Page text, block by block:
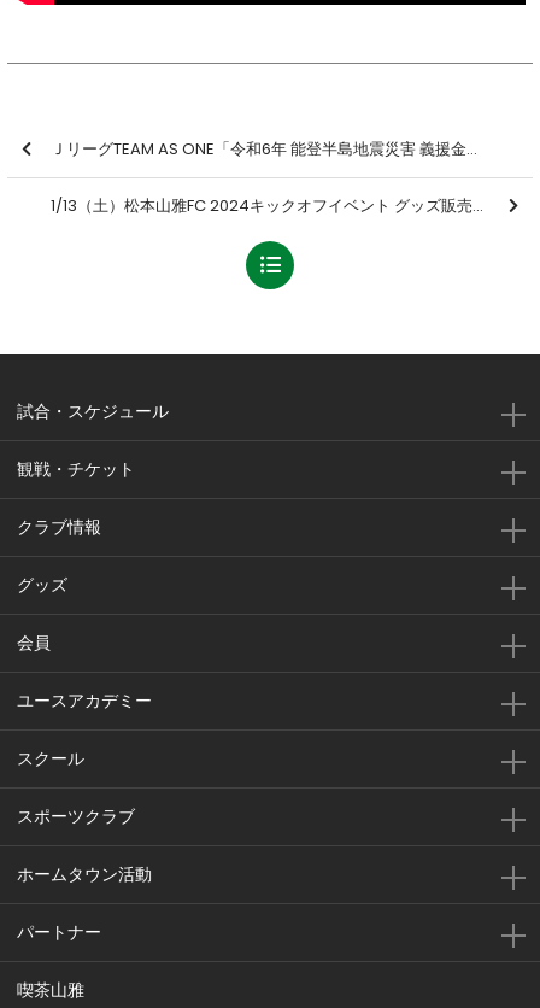
ＪリーグTEAM AS ONE「令和6年 能登半島地震災害 義援金募金」活動のご報告
1/13（土）松本山雅FC 2024キックオフイベント グッズ販売のお知らせ
試合・スケジュール
観戦・チケット
クラブ情報
グッズ
会員
ユースアカデミー
スクール
スポーツクラブ
ホームタウン活動
パートナー
喫茶山雅